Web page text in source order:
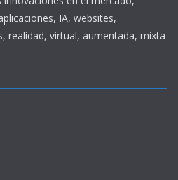
IA, websites,
realidad, virtual, aumentada, mixta